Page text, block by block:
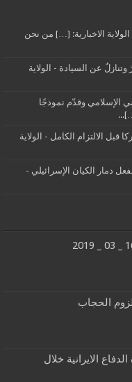
الاخبارية: […] من نحن
عن السيادة - الولاية
الإسلامي وقدّم نموذجًا
قبل الالتزام الكامل - الولاية
دمار الكيان الإسرائيلي -
الحجاب
الايرانية خلال